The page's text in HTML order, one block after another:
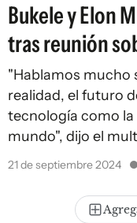
Bukele y Elon
tras reunión
"Hablamos mucho
realidad, el futuro
tecnología como
mundo", dijo el
21 de septiembre 2024